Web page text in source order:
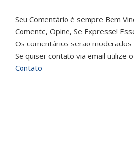
Seu Comentário é sempre Bem
Comente, Opine, Se Expresse!
Os comentários serão moderados
Se quiser contato via email utilize o
Contato